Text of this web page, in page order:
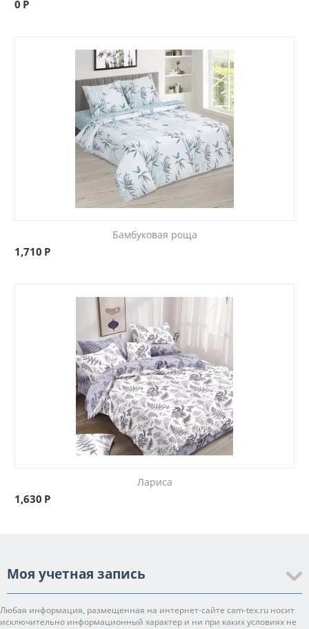
0 Р
Бамбуковая роща
1,710 Р
Лариса
1,630 Р
Моя учетная запись
Любая информация, размещенная на интернет-сайте cam-tex.ru носит
исключительно информационный характер и ни при каких условиях не